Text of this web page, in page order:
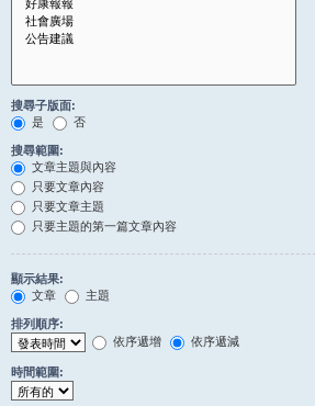
搜尋子版面:
是
否
搜尋範圍:
文章主題與內容
只要文章內容
只要文章主題
只要主題的第一篇文章內容
顯示結果:
文章
主題
排列順序:
依序遞增
依序遞減
時間範圍: